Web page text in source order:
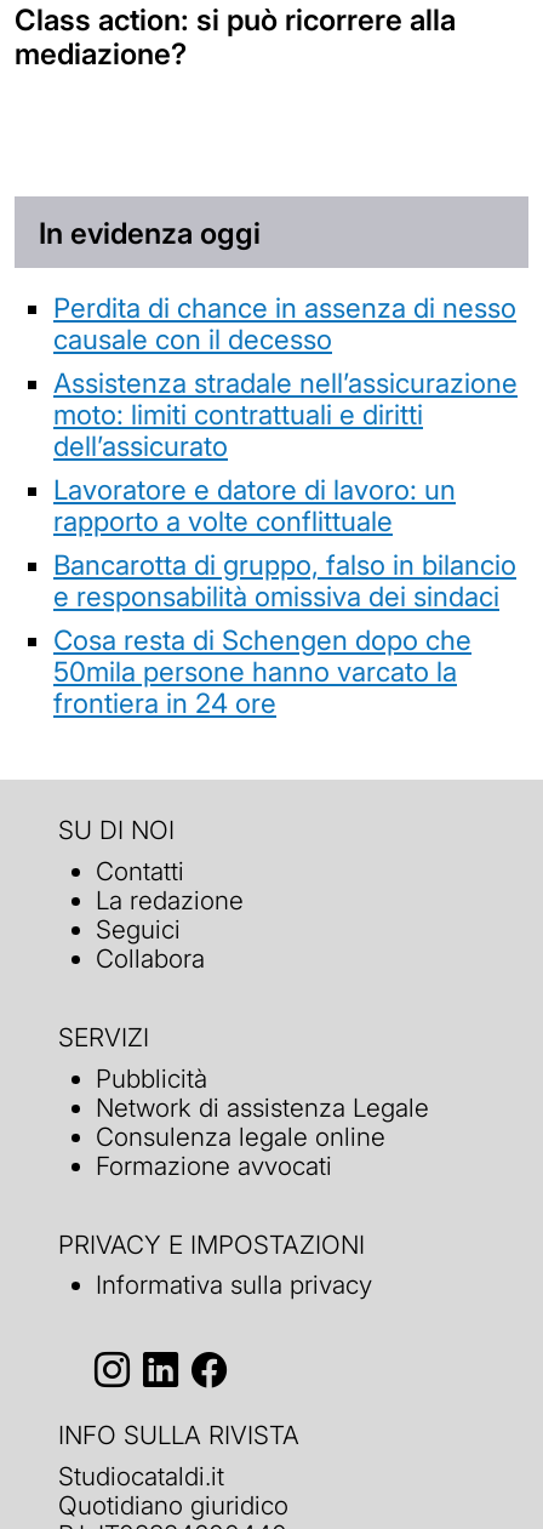
Class action: si può ricorrere alla
mediazione?
In evidenza oggi
Perdita di chance in assenza di nesso
causale con il decesso
Assistenza stradale nell’assicurazione
moto: limiti contrattuali e diritti
dell’assicurato
Lavoratore e datore di lavoro: un
rapporto a volte conflittuale
Bancarotta di gruppo, falso in bilancio
e responsabilità omissiva dei sindaci
Cosa resta di Schengen dopo che
50mila persone hanno varcato la
frontiera in 24 ore
SU DI NOI
Contatti
La redazione
Seguici
Collabora
SERVIZI
Pubblicità
Network di assistenza Legale
Consulenza legale online
Formazione avvocati
PRIVACY E IMPOSTAZIONI
Informativa sulla privacy
INFO SULLA RIVISTA
Studiocataldi.it
Quotidiano giuridico